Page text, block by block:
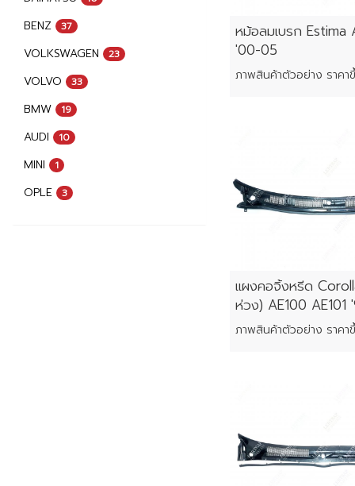
BENZ 37
VOLKSWAGEN 23
VOLVO 33
BMW 19
AUDI 10
MINI 1
OPLE 3
หม้อลมเบรก Estima
'00-05
แผงคอจิ้งหรีด
ห่วง) AE100 AE101